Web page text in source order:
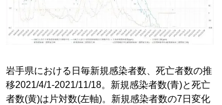
岩手県における日毎新規感染者数、死亡者数の推
移2021/4/1-2021/11/18。新規感染者数(青)と死亡
者数(黄)は片対数(左軸)。新規感染者数の7日変化